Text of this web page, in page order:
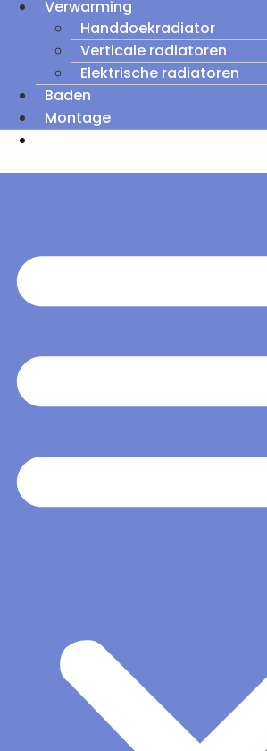
Verwarming
Handdoekradiator
Verticale radiatoren
Elektrische radiatoren
Baden
Montage